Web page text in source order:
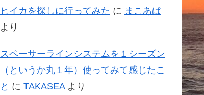
ヒイカを探しに行ってみた に まこあぱ
より
スペーサーラインシステムを１シーズン
（というか丸１年）使ってみて感じたこ
と に TAKASEAより